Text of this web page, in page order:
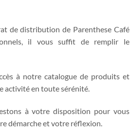
de distribution de Parenthese Café
il vous suffit de remplir le
à notre catalogue de produits et
activité en toute sérénité.
à votre disposition pour vous
démarche et votre réflexion.